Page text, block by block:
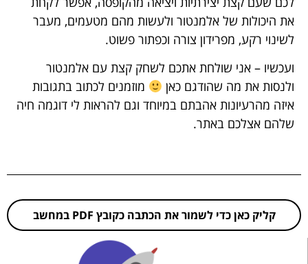
את היכולות של אלמנטור ולעשות מהם מטעמים, מעבר
לשינוי רקע, מפרידון צורה וכפתור פשוט.
ועכשיו – אני שולחת אתכם לשחק קצת עם אלמנטור
ולנסות את מה שהודגם כאן
מוזמנים לכתוב בתגובות
איזה מהרעיונות אהבתם במיוחד וגם להראות לי דוגמה חיה
שלהם אצלכם באתר.
קליק כאן כדי לשמור את הכתבה כקובץ PDF במחשב